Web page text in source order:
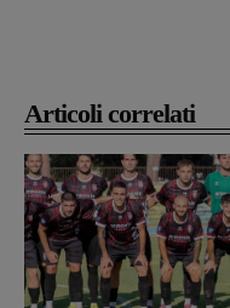
Articoli correlati